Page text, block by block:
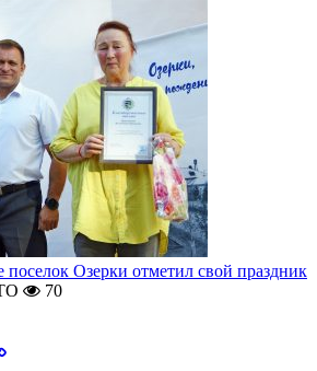
поселок Озерки отметил свой праздник
70